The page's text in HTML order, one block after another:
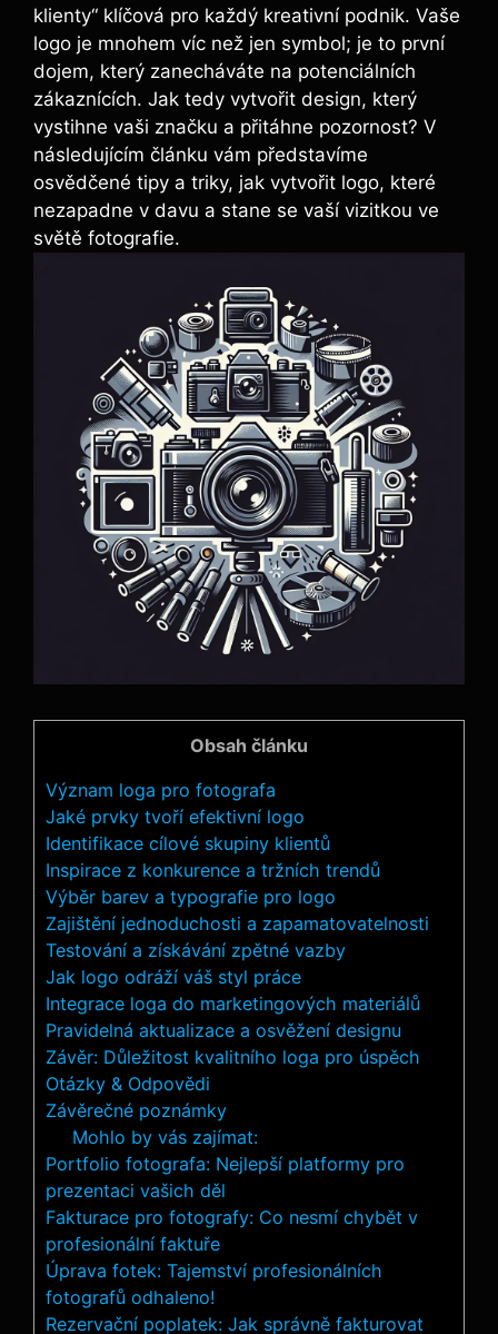
klienty“ klíčová pro každý kreativní podnik. Vaše
logo je mnohem víc než jen symbol; je to první
dojem, který zanecháváte na potenciálních
zákaznících. Jak tedy vytvořit design, který
vystihne vaši značku a přitáhne pozornost? V
následujícím článku vám představíme
osvědčené tipy a triky, jak vytvořit logo, které
nezapadne v davu a stane se vaší vizitkou ve
světě fotografie.
Obsah článku
Význam loga pro fotografa
Jaké prvky tvoří efektivní logo
Identifikace cílové skupiny klientů
Inspirace z konkurence a tržních trendů
Výběr barev a typografie pro logo
Zajištění jednoduchosti a zapamatovatelnosti
Testování a získávání zpětné vazby
Jak logo odráží váš styl práce
Integrace loga do marketingových materiálů
Pravidelná aktualizace a osvěžení designu
Závěr: Důležitost kvalitního loga pro úspěch
Otázky & Odpovědi
Závěrečné poznámky
Mohlo by vás zajímat:
Portfolio fotografa: Nejlepší platformy pro
prezentaci vašich děl
Fakturace pro fotografy: Co nesmí chybět v
profesionální faktuře
Úprava fotek: Tajemství profesionálních
fotografů odhaleno!
Rezervační poplatek: Jak správně fakturovat